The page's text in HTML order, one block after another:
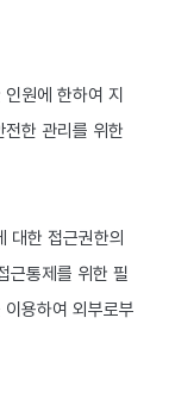
원에 한하여 지
전한 관리를 위한
대한 접근권한의
근통제를 위한 필
용하여 외부로부